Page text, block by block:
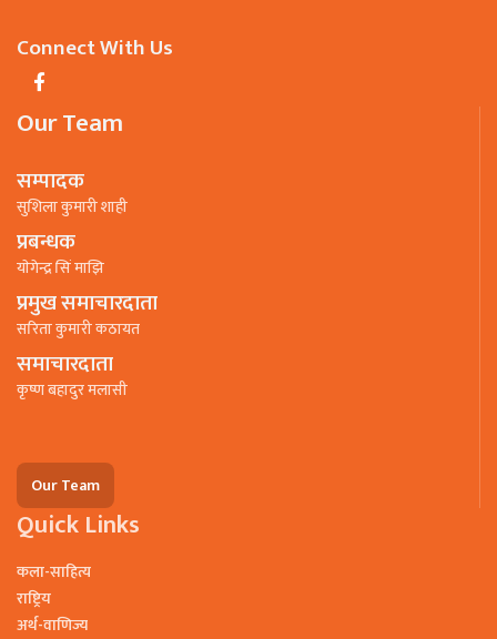
Connect With Us
Our Team
सम्पादक
सुशिला कुमारी शाही
प्रबन्धक
याेगेन्द्र सिं माझि
प्रमुख समाचारदाता
सरिता कुमारी कठायत
समाचारदाता
कृष्ण बहादुर मलासी
Our Team
Quick Links
कला-साहित्य
राष्ट्रिय
अर्थ-वाणिज्य